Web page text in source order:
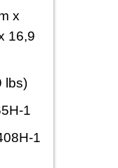
x
16,9
lbs)
1
1